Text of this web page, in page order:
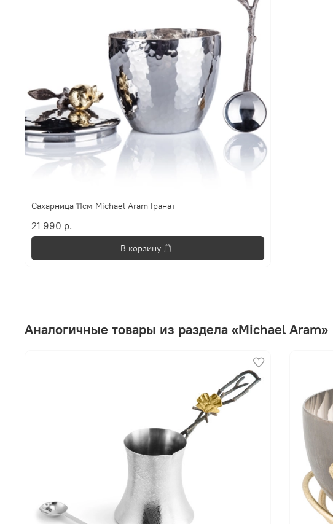
Сахарница 11см Michael Aram Гранат
21 990 р.
В корзину
Аналогичные товары из раздела «Michael Aram»